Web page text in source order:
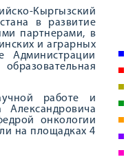
Кыргызский
в развитие
партнерами, в
и аграрных
Администрации
работе и
онкологии
на площадках 4